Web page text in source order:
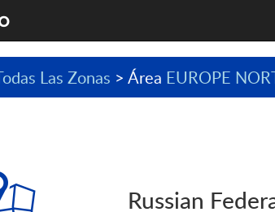
Las Zonas > Área EUROPE
Russian